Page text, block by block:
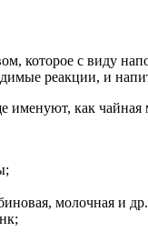
которое с виду
реакции, и
именуют, как
молочная и